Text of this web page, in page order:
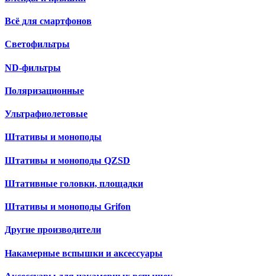
Всё для смартфонов
Светофильтры
ND-фильтры
Поляризационные
Ультрафиолетовые
Штативы и моноподы
Штативы и моноподы QZSD
Штативные головки, площадки
Штативы и моноподы Grifon
Другие производители
Накамерные вспышки и аксессуары